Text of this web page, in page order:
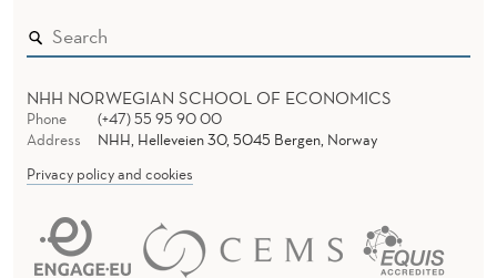
NHH NORWEGIAN SCHOOL OF ECONOMICS
Phone
(+47) 55 95 90 00
Address
NHH, Helleveien 30, 5045 Bergen, Norway
Privacy policy and cookies